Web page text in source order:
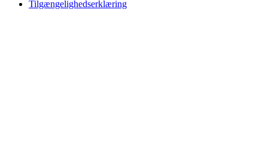
Tilgængelighedserklæring